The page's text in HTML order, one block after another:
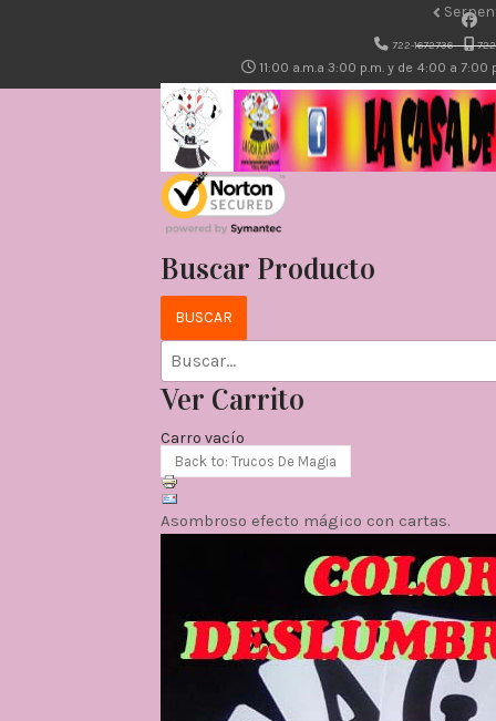
722-1672736
11:00 a.m.a 3:00 p.m. y de 4:00 a 7:00
Buscar Producto
Ver Carrito
Carro vacío
Back to: Trucos De Magia
Asombroso efecto mágico con cartas.